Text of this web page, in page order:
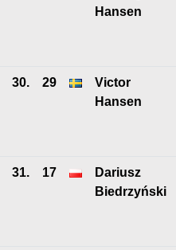
Hansen
30. 29
Victor
Hansen
31. 17
Dariusz
Biedrzyński